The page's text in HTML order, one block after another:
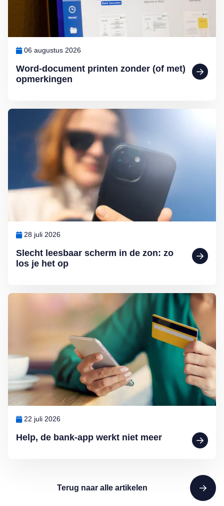
Word-document printen zonder (of met)
opmerkingen
06 augustus 2026
Slecht leesbaar scherm in de zon: zo
los je het op
28 juli 2026
Lees meer over Slecht leesbaar scherm in de zon: zo los je het op
Help, de bank-app werkt niet meer
22 juli 2026
Lees meer over Help, de bank-app werkt niet meer
Terug naar alle artikelen